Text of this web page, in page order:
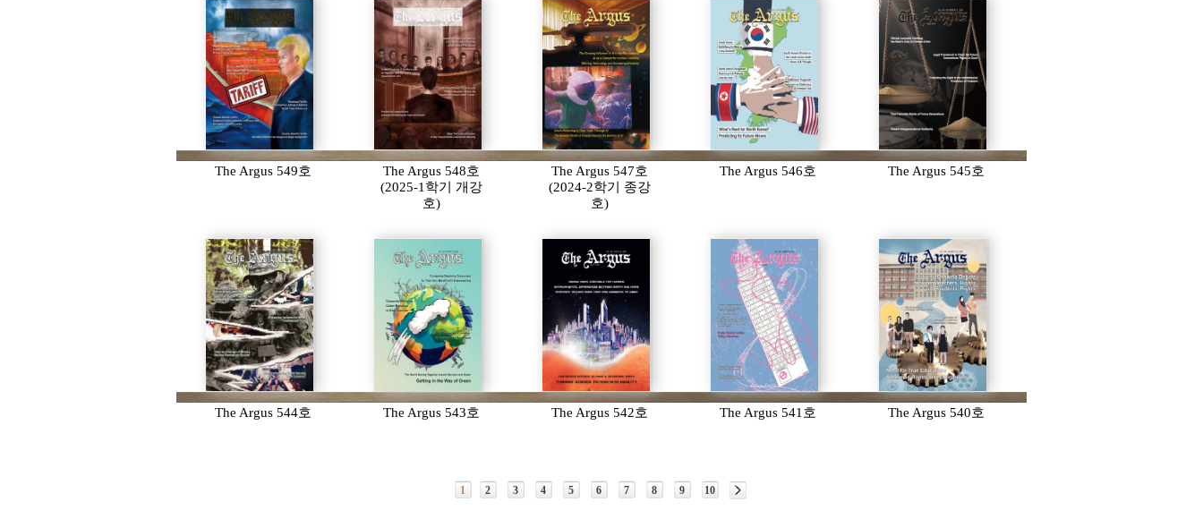
The Argus 549호
The Argus 548호
(2025-1학기 개강
호)
The Argus 547호
(2024-2학기 종강
호)
The Argus 546호 The Argus 545호
The Argus 544호 The Argus 543호 The Argus 542호 The Argus 541호 The Argus 540호
1 2 3 4 5 6 7 8 9 10